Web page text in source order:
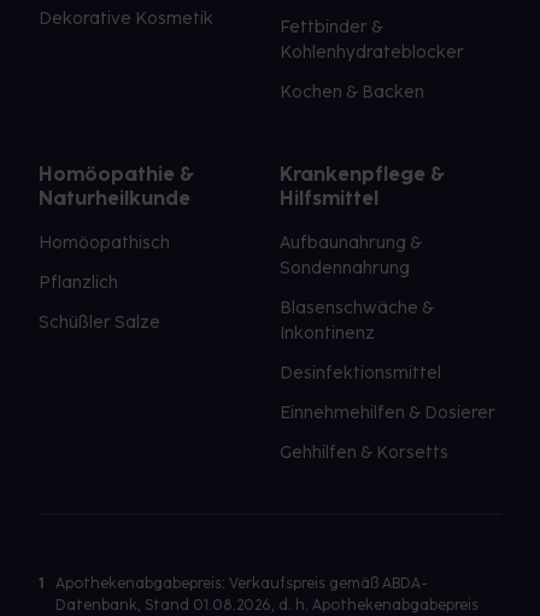
Dekorative Kosmetik
Fettbinder &
Kohlenhydrateblocker
Kochen & Backen
Homöopathie &
Naturheilkunde
Homöopathisch
Pflanzlich
Schüßler Salze
Krankenpflege &
Hilfsmittel
Aufbaunahrung &
Sondennahrung
Blasenschwäche &
Inkontinenz
Desinfektionsmittel
Einnehmehilfen & Dosierer
Gehhilfen & Korsetts
1
Apothekenabgabepreis: Verkaufspreis gemäß ABDA-
Datenbank, Stand 01.08.2026, d. h. Apothekenabgabepreis